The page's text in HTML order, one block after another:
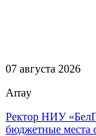
07 августа 2026
Array
Ректор НИУ
бюджетные места